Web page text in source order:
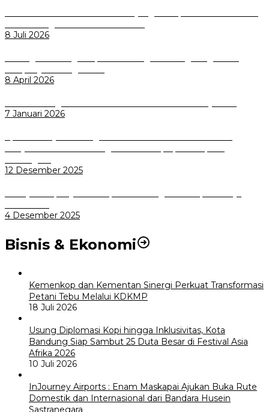
8 Juli 2026
8 April 2026
7 Januari 2026
12 Desember 2025
4 Desember 2025
Bisnis & Ekonomi
Kemenkop dan Kementan Sinergi Perkuat Transformasi
Petani Tebu Melalui KDKMP
18 Juli 2026
Usung Diplomasi Kopi hingga Inklusivitas, Kota
Bandung Siap Sambut 25 Duta Besar di Festival Asia
Afrika 2026
10 Juli 2026
InJourney Airports : Enam Maskapai Ajukan Buka Rute
Domestik dan Internasional dari Bandara Husein
Sastranegara